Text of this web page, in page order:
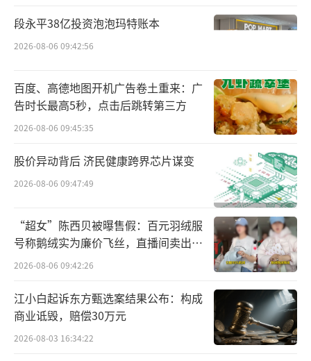
蓝鲸新闻记者查询发现，目前柠悦医疗美
容在北京仅有一家门店，大众点评显示其人均
消费为2409元。蓝鲸新闻记者致电该店了解
到，该店即王思聪投资的医美诊所品牌，目前
北京仍有一家门店正在装修，尚无确定开业时
间。
段永平38亿投资泡泡玛特账本
2026-08-06 09:42:56
百度、高德地图开机广告卷土重来：广
告时长最高5秒，点击后跳转第三方
2026-08-06 09:45:35
股价异动背后 济民健康跨界芯片谋变
2026-08-06 09:47:49
“超女”陈西贝被曝售假：百元羽绒服
号称鹅绒实为廉价飞丝，直播间卖出超
百万元
2026-08-06 09:42:26
江小白起诉东方甄选案结果公布：构成
商业诋毁，赔偿30万元
2026-08-03 16:34:22